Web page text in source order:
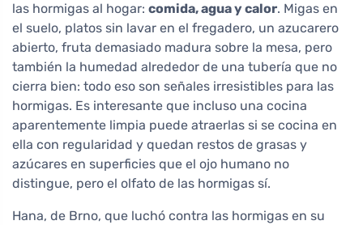
las hormigas al hogar: comida, agua y calor. Migas en
el suelo, platos sin lavar en el fregadero, un azucarero
abierto, fruta demasiado madura sobre la mesa, pero
también la humedad alrededor de una tubería que no
cierra bien: todo eso son señales irresistibles para las
hormigas. Es interesante que incluso una cocina
aparentemente limpia puede atraerlas si se cocina en
ella con regularidad y quedan restos de grasas y
azúcares en superficies que el ojo humano no
distingue, pero el olfato de las hormigas sí.
Hana, de Brno, que luchó contra las hormigas en su